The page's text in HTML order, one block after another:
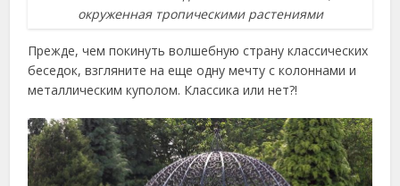
окруженная тропическими растениями
Прежде, чем покинуть волшебную страну классических
беседок, взгляните на еще одну мечту с колоннами и
металлическим куполом. Классика или нет?!